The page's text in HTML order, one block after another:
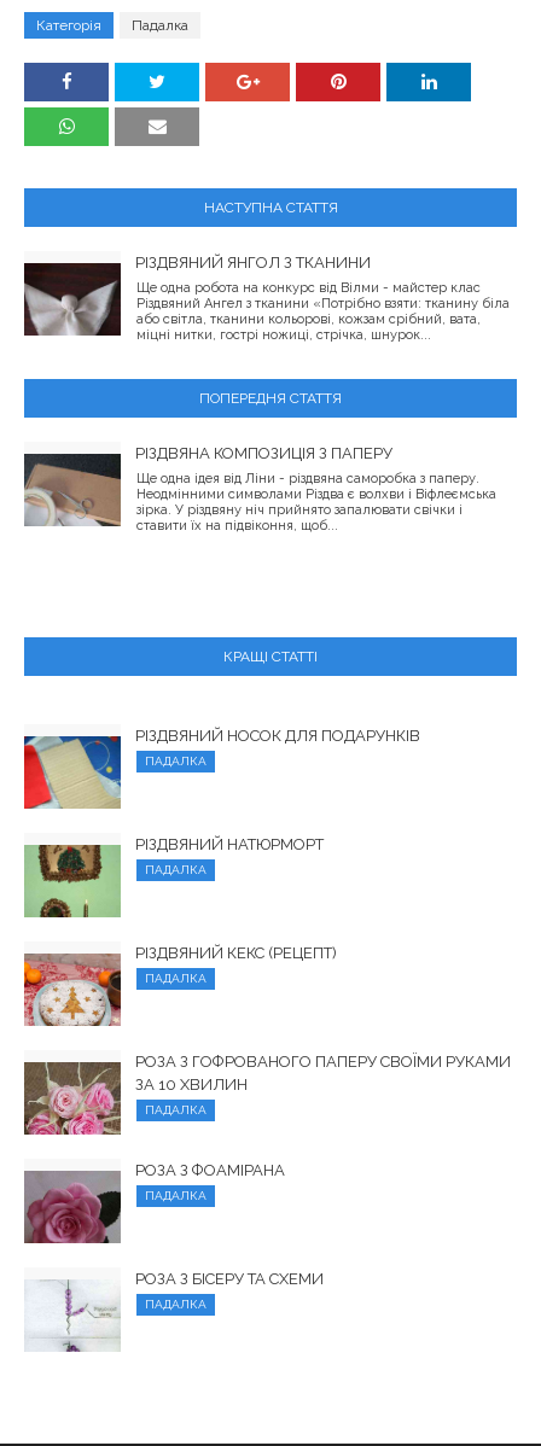
Категорія Падалка
НАСТУПНА СТАТТЯ
РІЗДВЯНИЙ ЯНГОЛ З ТКАНИНИ
Ще одна робота на конкурс від Вілми - майстер клас
Різдвяний Ангел з тканини «Потрібно взяти: тканину біла
або світла, тканини кольорові, кожзам срібний, вата,
міцні нитки, гострі ножиці, стрічка, шнурок...
ПОПЕРЕДНЯ СТАТТЯ
РІЗДВЯНА КОМПОЗИЦІЯ З ПАПЕРУ
Ще одна ідея від Ліни - різдвяна саморобка з паперу.
Неодмінними символами Різдва є волхви і Віфлеємська
зірка. У різдвяну ніч прийнято запалювати свічки і
ставити їх на підвіконня, щоб...
КРАЩІ СТАТТІ
РІЗДВЯНИЙ НОСОК ДЛЯ ПОДАРУНКІВ
ПАДАЛКА
РІЗДВЯНИЙ НАТЮРМОРТ
ПАДАЛКА
РІЗДВЯНИЙ КЕКС (РЕЦЕПТ)
ПАДАЛКА
РОЗА З ГОФРОВАНОГО ПАПЕРУ СВОЇМИ РУКАМИ
ЗА 10 ХВИЛИН
ПАДАЛКА
РОЗА З ФОАМІРАНА
ПАДАЛКА
РОЗА З БІСЕРУ ТА СХЕМИ
ПАДАЛКА